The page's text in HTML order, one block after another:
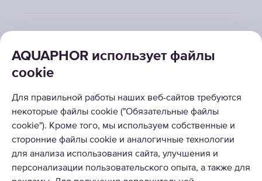
AQUAPHOR использует файлы
cookie
Для правильной работы наших веб-сайтов требуются
некоторые файлы cookie ("Обязательные файлы
cookie"). Кроме того, мы используем собственные и
сторонние файлы cookie и аналогичные технологии
для анализа использования сайта, улучшения и
персонализации пользовательского опыта, а также для
КАТАЛОГ
О КОМПАНИИ